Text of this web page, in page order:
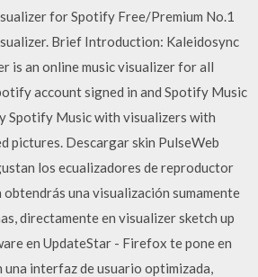
for Spotify Free/Premium No.1
Brief Introduction: Kaleidosync
is an online music visualizer for all
account signed in and Spotify Music
Spotify Music with visualizers with
pictures. Descargar skin PulseWeb
los ecualizadores de reproductor
obtendrás una visualización sumamente
directamente en visualizer sketch up
en UpdateStar - Firefox te pone en
interfaz de usuario optimizada,